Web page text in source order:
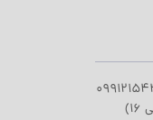
09912154485